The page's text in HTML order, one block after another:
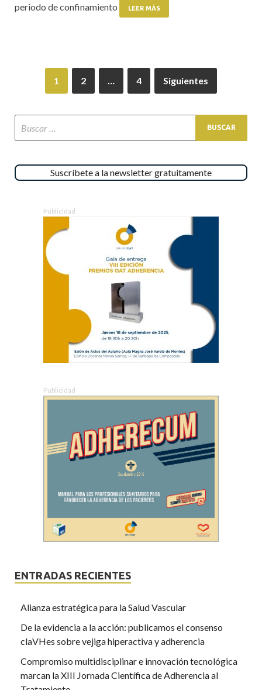
periodo de confinamiento
LEER MÁS
1 2 4 Siguientes
Suscríbete a la newsletter gratuitamente
Publicidad
Publicidad
ENTRADAS RECIENTES
Alianza estratégica para la Salud Vascular
De la evidencia a la acción: publicamos el consenso
claVHes sobre vejiga hiperactiva y adherencia
Compromiso multidisciplinar e innovación tecnológica
marcan la XIII Jornada Científica de Adherencia al